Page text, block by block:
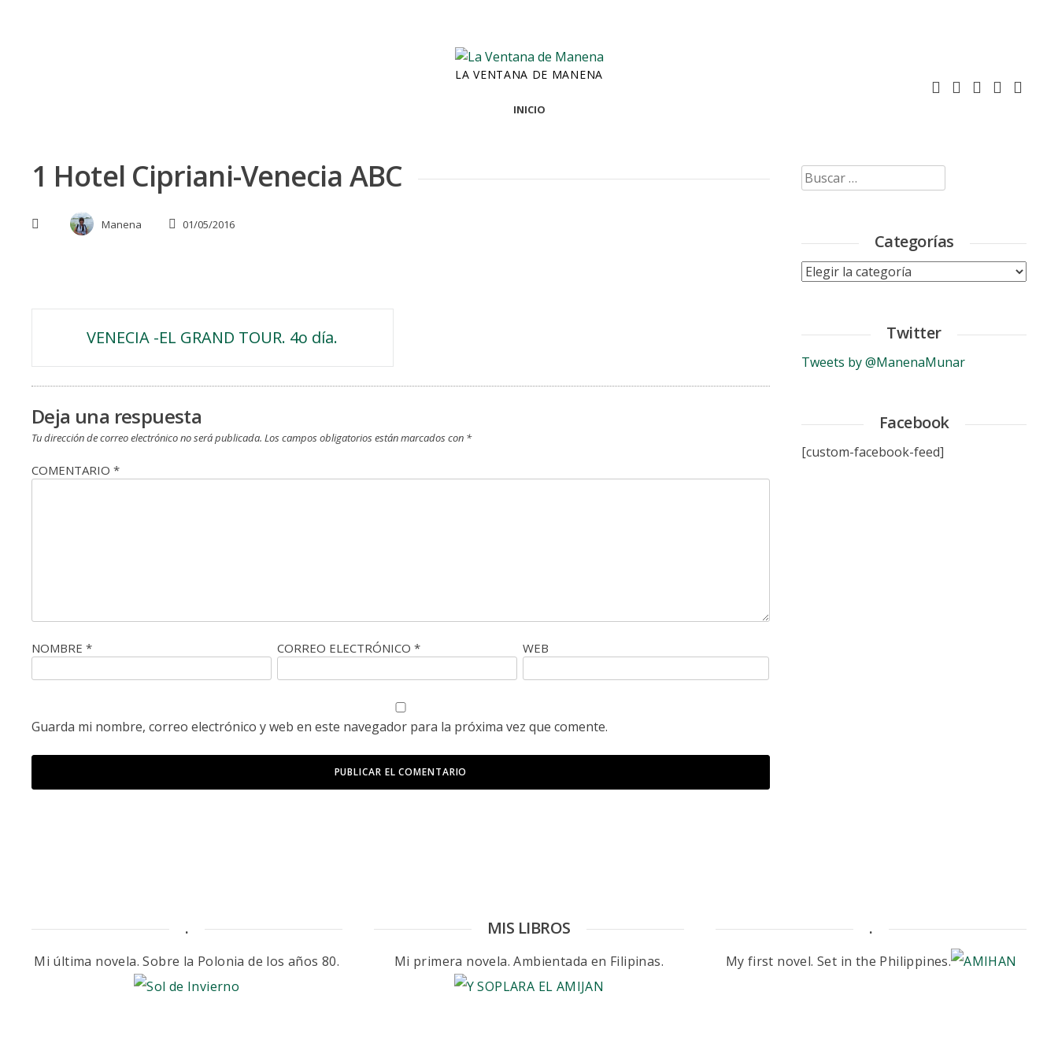
LA VENTANA DE MANENA
INICIO
1 Hotel Cipriani-Venecia ABC
Manena 01/05/2016
Navegación
de
entradas
VENECIA -EL GRAND TOUR. 4o día.
Deja una respuesta
Tu dirección de correo electrónico no será publicada. Los campos obligatorios están marcados con *
COMENTARIO *
NOMBRE * CORREO ELECTRÓNICO* WEB
Guarda mi nombre, correo electrónico y web en este navegador para la próxima vez que comente.
Buscar:
Categorías
Categorías
Twitter
Tweets by @ManenaMunar
Facebook
[custom-facebook-feed]
.
Mi última novela. Sobre la Polonia de los años 80.
MIS LIBROS
Mi primera novela. Ambientada en Filipinas.
.
My first novel. Set in the Philippines.